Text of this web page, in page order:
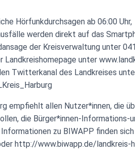
Hörfunkdurchsagen ab 06:00 Uhr,
werden direkt auf das
der Kreisverwaltung unter
Landkreishomepage unter
Twitterkanal des Landkreises
empfiehlt allen Nutzer*innen, die
die Bürger*innen-Informations-
zu BIWAPP finden
http://www.biwapp.de/landkreis-